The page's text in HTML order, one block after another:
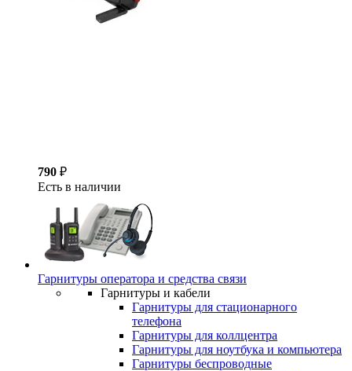
790 ₽
Есть в наличии
Гарнитуры оператора и средства связи
Гарнитуры и кабели
Гарнитуры для стационарного
телефона
Гарнитуры для коллцентра
Гарнитуры для ноутбука и компьютера
Гарнитуры беспроводные